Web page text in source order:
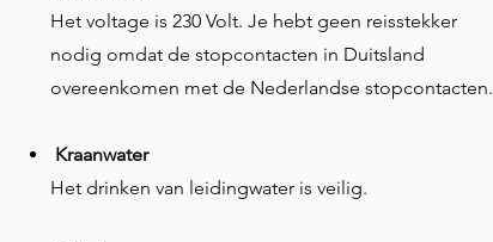
Het voltage is 230 Volt. Je hebt geen reisstekker
nodig omdat de stopcontacten in Duitsland
overeenkomen met de Nederlandse stopcontacten.
Kraanwater
Het drinken van leidingwater is veilig.